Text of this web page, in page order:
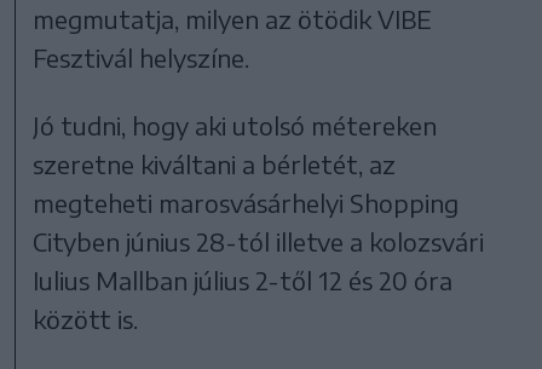
megmutatja, milyen az ötödik VIBE
Fesztivál helyszíne.
Jó tudni, hogy aki utolsó métereken
szeretne kiváltani a bérletét, az
megteheti marosvásárhelyi Shopping
Cityben június 28-tól illetve a kolozsvári
Iulius Mallban július 2-től 12 és 20 óra
között is.